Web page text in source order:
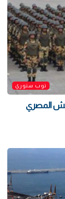
توب ستوري
المصري